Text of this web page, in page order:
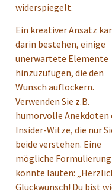
widerspiegelt.
Ein kreativer Ansatz
darin bestehen, einige
unerwartete Elemente
hinzuzufügen, die den
Wunsch auflockern.
Verwenden Sie z.B.
humorvolle Anekdoten
Insider-Witze, die nur
beide verstehen. Eine
mögliche Formulierung
könnte lauten:
Glückwunsch! Du bist